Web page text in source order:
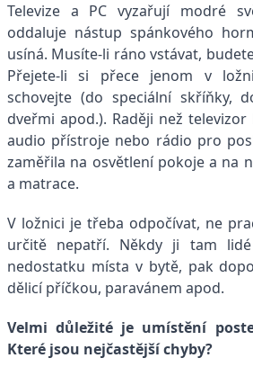
Televize a PC vyzařují modré
oddaluje nástup spánkového
usíná. Musíte-li ráno vstávat,
Přejete-li si přece jenom v
schovejte (do speciální skříňky,
dveřmi apod.). Raději než
audio přístroje nebo rádio pro
zaměřila na osvětlení pokoje a na
a matrace.
V ložnici je třeba odpočívat, ne
určitě nepatří. Někdy ji tam
nedostatku místa v bytě, pak
dělicí příčkou, paravánem apod.
Velmi důležité je umístění
Které jsou nejčastější chyby?